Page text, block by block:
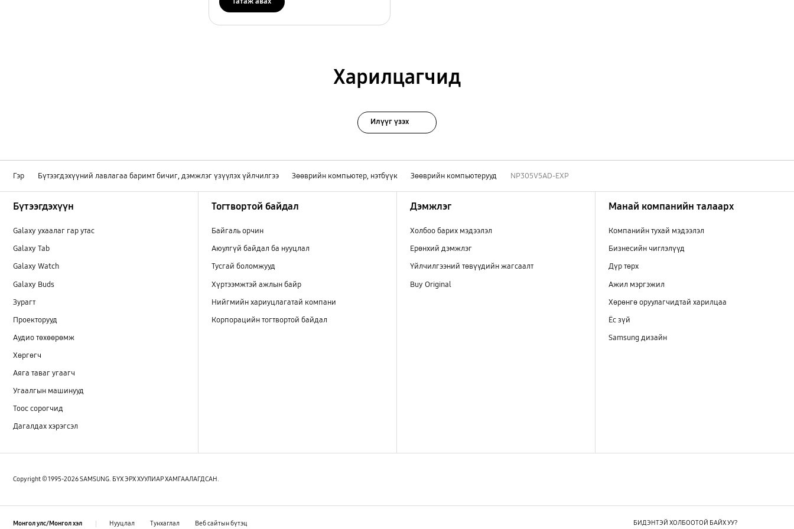
Харилцагчид
Илүүг үзэх
Гэр Бүтээгдэхүүний лавлагаа баримт бичиг, дэмжлэг үзүүлэх үйлчилгээ Зөөврийн компьютер, нэтбүүк Зөөврийн компьютерууд NP305V5AD-EXP
Бүтээгдэхүүн
Galaxy ухаалаг гар утас
Galaxy Tab
Galaxy Watch
Galaxy Buds
Зурагт
Проекторууд
Аудио төхөөрөмж
Хөргөгч
Аяга таваг угаагч
Угаалгын машинууд
Тоос сорогчид
Дагалдах хэрэгсэл
Тогтвортой байдал
Байгаль орчин
Аюулгүй байдал ба нууцлал
Тусгай боломжууд
Хүртээмжтэй ажлын байр
Нийгмийн хариуцлагатай компани
Корпорацийн тогтвортой байдал
Дэмжлэг
Холбоо барих мэдээлэл
Ерөнхий дэмжлэг
Үйлчилгээний төвүүдийн жагсаалт
Buy Original
Манай компанийн талаарх
Компанийн тухай мэдээлэл
Бизнесийн чиглэлүүд
Дүр төрх
Ажил мэргэжил
Хөрөнгө оруулагчидтай харилцаа
Ёс зүй
Samsung дизайн
Copyright © 1995-2026 SAMSUNG. БҮХ ЭРХ ХУУЛИАР ХАМГААЛАГДСАН.
Монгол улс/Монгол хэл Нууцлал Тунхаглал Веб сайтын бүтэц БИДЭНТЭЙ ХОЛБООТОЙ БАЙХ УУ?